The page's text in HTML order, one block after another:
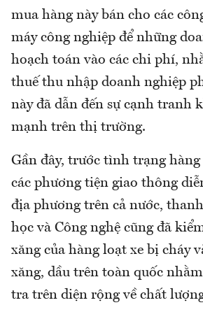
mua hàng này bán cho các
máy công nghiệp để những
hoạch toán vào các chi phí,
thuế thu nhập doanh nghiệp
này đã dẫn đến sự cạnh tranh
mạnh trên thị trường.
Gần đây, trước tình trạng
các phương tiện giao thông
địa phương trên cả nước,
học và Công nghệ cũng đã
xăng của hàng loạt xe bị cháy
xăng, dầu trên toàn quốc
tra trên diện rộng về chất